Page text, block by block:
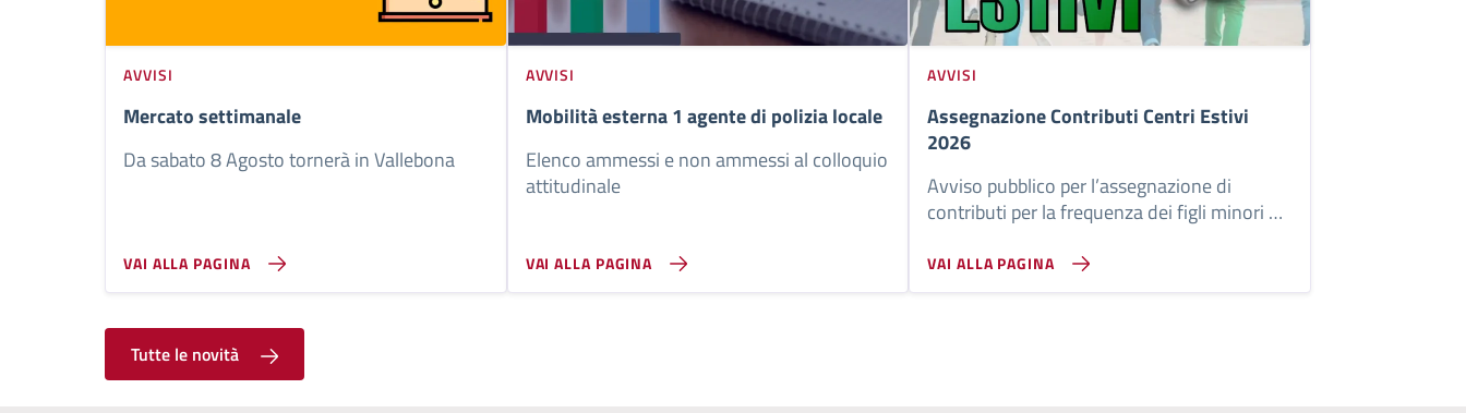
AVVISI
Mercato settimanale
Da sabato 8 Agosto tornerà in Vallebona
VAI ALLA PAGINA
AVVISI
Mobilità esterna 1 agente di polizia locale
Elenco ammessi e non ammessi al colloquio
attitudinale
VAI ALLA PAGINA
AVVISI
Assegnazione Contributi Centri Estivi
2026
Avviso pubblico per l’assegnazione di
contributi per la frequenza dei figli minori da
territorio comunale nel periodo 1° giugno –
31 dicembre 2026
VAI ALLA PAGINA
Tutte le novità